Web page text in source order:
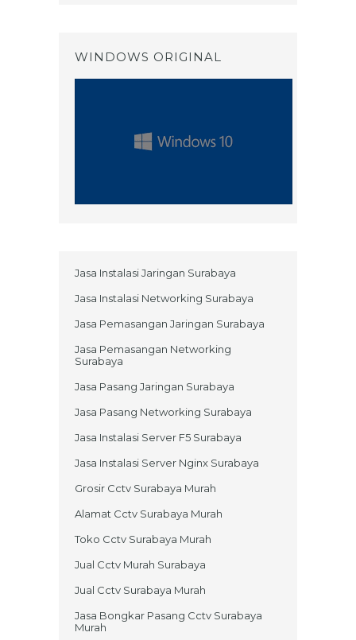
WINDOWS ORIGINAL
Jasa Instalasi Jaringan Surabaya
Jasa Instalasi Networking Surabaya
Jasa Pemasangan Jaringan Surabaya
Jasa Pemasangan Networking
Surabaya
Jasa Pasang Jaringan Surabaya
Jasa Pasang Networking Surabaya
Jasa Instalasi Server F5 Surabaya
Jasa Instalasi Server Nginx Surabaya
Grosir Cctv Surabaya Murah
Alamat Cctv Surabaya Murah
Toko Cctv Surabaya Murah
Jual Cctv Murah Surabaya
Jual Cctv Surabaya Murah
Jasa Bongkar Pasang Cctv Surabaya
Murah